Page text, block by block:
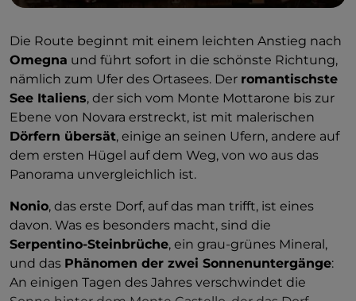
Die Route beginnt mit einem leichten Anstieg nach
Omegna und führt sofort in die schönste Richtung,
nämlich zum Ufer des Ortasees. Der romantischste
See Italiens, der sich vom Monte Mottarone bis zur
Ebene von Novara erstreckt, ist mit malerischen
Dörfern übersät, einige an seinen Ufern, andere auf
dem ersten Hügel auf dem Weg, von wo aus das
Panorama unvergleichlich ist.
Nonio, das erste Dorf, auf das man trifft, ist eines
davon. Was es besonders macht, sind die
Serpentino-Steinbrüche, ein grau-grünes Mineral,
und das Phänomen der zwei Sonnenuntergänge:
An einigen Tagen des Jahres verschwindet die